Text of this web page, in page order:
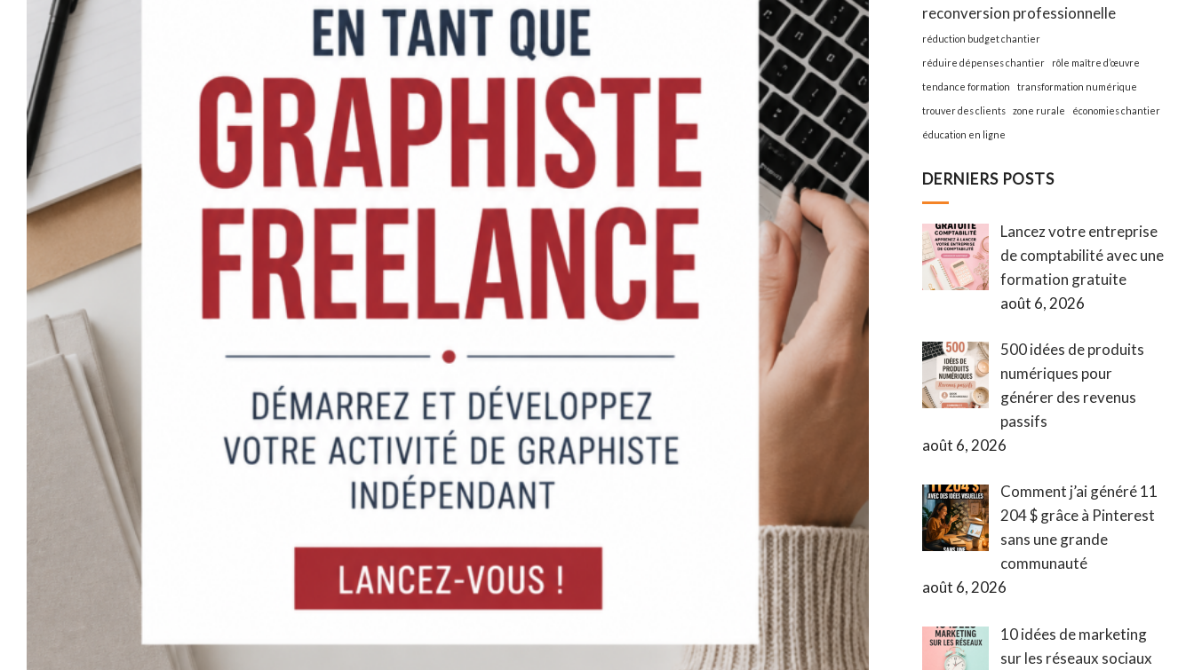
reconversion professionnelle
réduction budget chantier
réduire dépenses chantier rôle maître d’œuvre
tendance formation transformation numérique
trouver des clients zone rurale économies chantier
éducation en ligne
DERNIERS POSTS
Lancez votre entreprise
de comptabilité avec une
formation gratuite
août 6, 2026
500 idées de produits
numériques pour
générer des revenus
passifs
août 6, 2026
Comment j’ai généré 11
204 $ grâce à Pinterest
sans une grande
communauté
août 6, 2026
10 idées de marketing
sur les réseaux sociaux